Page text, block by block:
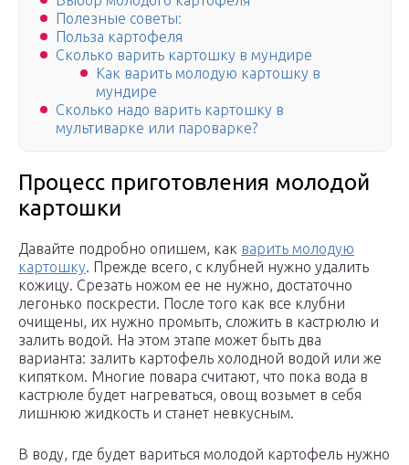
Полезные советы:
Польза картофеля
Сколько варить картошку в мундире
Как варить молодую картошку в
мундире
Сколько надо варить картошку в
мультиварке или пароварке?
Процесс приготовления молодой
картошки
Давайте подробно опишем, как варить молодую
картошку. Прежде всего, с клубней нужно удалить
кожицу. Срезать ножом ее не нужно, достаточно
легонько поскрести. После того как все клубни
очищены, их нужно промыть, сложить в кастрюлю и
залить водой. На этом этапе может быть два
варианта: залить картофель холодной водой или же
кипятком. Многие повара считают, что пока вода в
кастрюле будет нагреваться, овощ возьмет в себя
лишнюю жидкость и станет невкусным.
В воду, где будет вариться молодой картофель нужно